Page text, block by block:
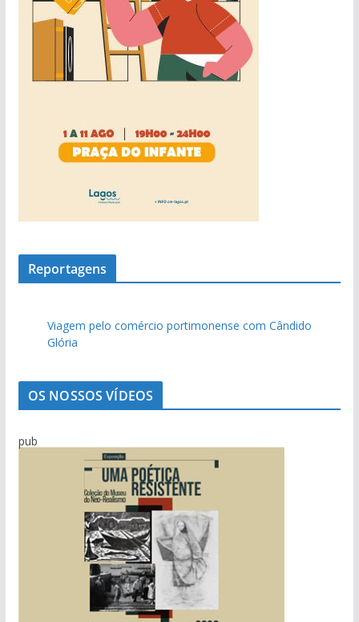
Reportagens
Viagem pelo comércio portimonense com Cândido
Glória
OS NOSSOS VÍDEOS
pub